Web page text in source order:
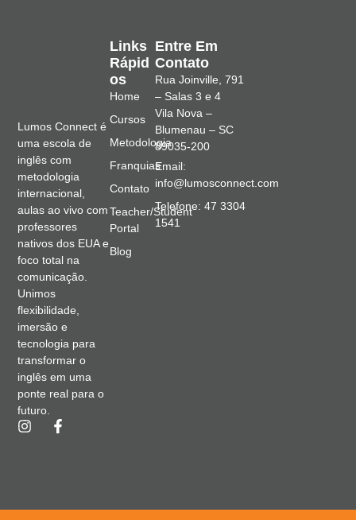
Lumos Connect é
uma escola de
inglês com
metodologia
internacional,
aulas ao vivo com
professores
nativos dos EUA e
foco total na
comunicação.
Unimos
flexibilidade,
imersão e
tecnologia para
transformar o
inglês em uma
ponte real para o
futuro.
Links
Rápid
Os
Home
Cursos
Metodologia
Franquias
Contato
Teacher/Student
Portal
Blog
Entre Em
Contato
Rua Joinville, 791
– Salas 3 e 4
Vila Nova –
Blumenau – SC
89035-200
Email:
info@lumosconnect.com
Telefone: 47 3304
1541